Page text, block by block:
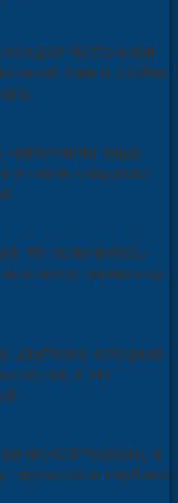
пустынная
влаги, чтобы
наполнила чашу
я лишь сладкою
Но получилось
свою малышку,
цветами, которые
и ты
тоскою, и
в глубине